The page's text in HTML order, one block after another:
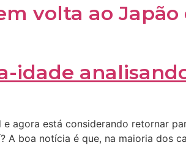
volta ao Japão
agora está considerando retornar
boa notícia é que, na maioria dos